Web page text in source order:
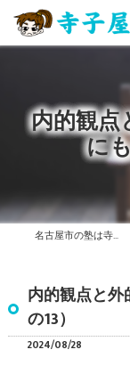
内的観点
に
名古屋市の塾は寺子屋塾
内的観点と
の13）
2024/08/28